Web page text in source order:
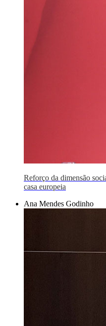
Reforço da dimensão
casa europeia
Ana Mendes Godinho